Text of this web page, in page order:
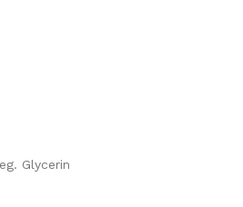
Glycerin